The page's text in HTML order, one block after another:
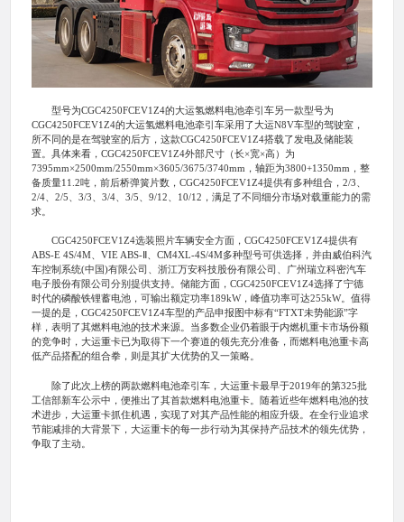
型号为CGC4250FCEV1Z4的大运氢燃料电池牵引车另一款型号为
CGC4250FCEV1Z4的大运氢燃料电池牵引车采用了大运N8V车型的驾驶室，
所不同的是在驾驶室的后方，这款CGC4250FCEV1Z4搭载了发电及储能装
置。具体来看，CGC4250FCEV1Z4外部尺寸（长×宽×高）为
7395mm×2500mm/2550mm×3605/3675/3740mm，轴距为3800+1350mm，整
备质量11.2吨，前后桥弹簧片数，CGC4250FCEV1Z4提供有多种组合，2/3、
2/4、2/5、3/3、3/4、3/5、9/12、10/12，满足了不同细分市场对载重能力的需
求。
CGC4250FCEV1Z4选装照片车辆安全方面，CGC4250FCEV1Z4提供有
ABS-E 4S/4M、VIE ABS-Ⅱ、CM4XL-4S/4M多种型号可供选择，并由威伯科汽
车控制系统(中国)有限公司、浙江万安科技股份有限公司、广州瑞立科密汽车
电子股份有限公司分别提供支持。储能方面，CGC4250FCEV1Z4选择了宁德
时代的磷酸铁锂蓄电池，可输出额定功率189kW，峰值功率可达255kW。值得
一提的是，CGC4250FCEV1Z4车型的产品申报图中标有“FTXT未势能源”字
样，表明了其燃料电池的技术来源。当多数企业仍着眼于内燃机重卡市场份额
的竞争时，大运重卡已为取得下一个赛道的领先充分准备，而燃料电池重卡高
低产品搭配的组合拳，则是其扩大优势的又一策略。
除了此次上榜的两款燃料电池牵引车，大运重卡最早于2019年的第325批
工信部新车公示中，便推出了其首款燃料电池重卡。随着近些年燃料电池的技
术进步，大运重卡抓住机遇，实现了对其产品性能的相应升级。在全行业追求
节能减排的大背景下，大运重卡的每一步行动为其保持产品技术的领先优势，
争取了主动。